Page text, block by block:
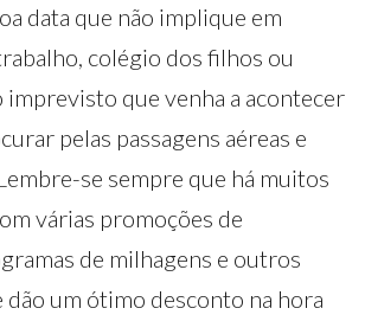
data que não implique em
colégio dos filhos ou
que venha a acontecer
pelas passagens aéreas e
se sempre que há muitos
várias promoções de
de milhagens e outros
dão um ótimo desconto na hora